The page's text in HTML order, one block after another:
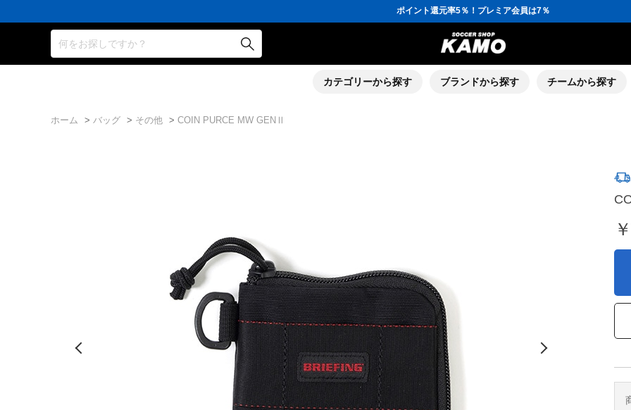
ポイント還元率5％！プレミア会員は7％
会員の方にはお誕生月に「10％OFFクーポン」プレゼント！
16,000円(税込)以上でシューズケースプレゼント！
3,300円(税込)以上で送料無料！
ポイント還元率5％！プレミア会員は7％
会員の方にはお誕生月に「10％OFFクーポン」プレゼント！
何をお探しですか？
カテゴリーから探す ブランドから探す チームから探す
ホーム > バッグ > その他 > COIN PURCE MW GENⅡ